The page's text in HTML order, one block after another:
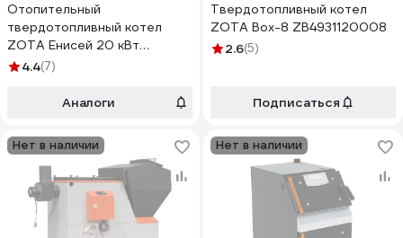
Отопительный
твердотопливный котел
ZOTA Енисей 20 кВт
EN4588140020
4.4(7)
Аналоги
Твердотопливный котел
ZOTA Box-8 ZB4931120008
2.6(5)
Подписаться
Нет в наличии Нет в наличии